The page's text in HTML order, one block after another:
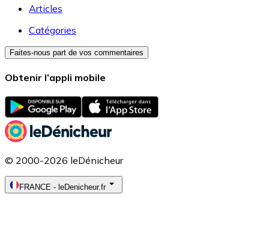
Articles
Catégories
Faites-nous part de vos commentaires
Obtenir l’appli mobile
© 2000-2026 leDénicheur
FRANCE - leDenicheur.fr